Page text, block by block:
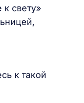
свету»
к такой